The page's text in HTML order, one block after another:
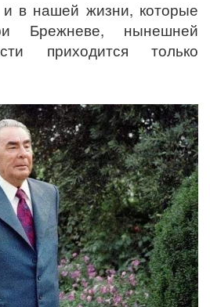
в нашей жизни, которые
Брежневе, нынешней
приходится только